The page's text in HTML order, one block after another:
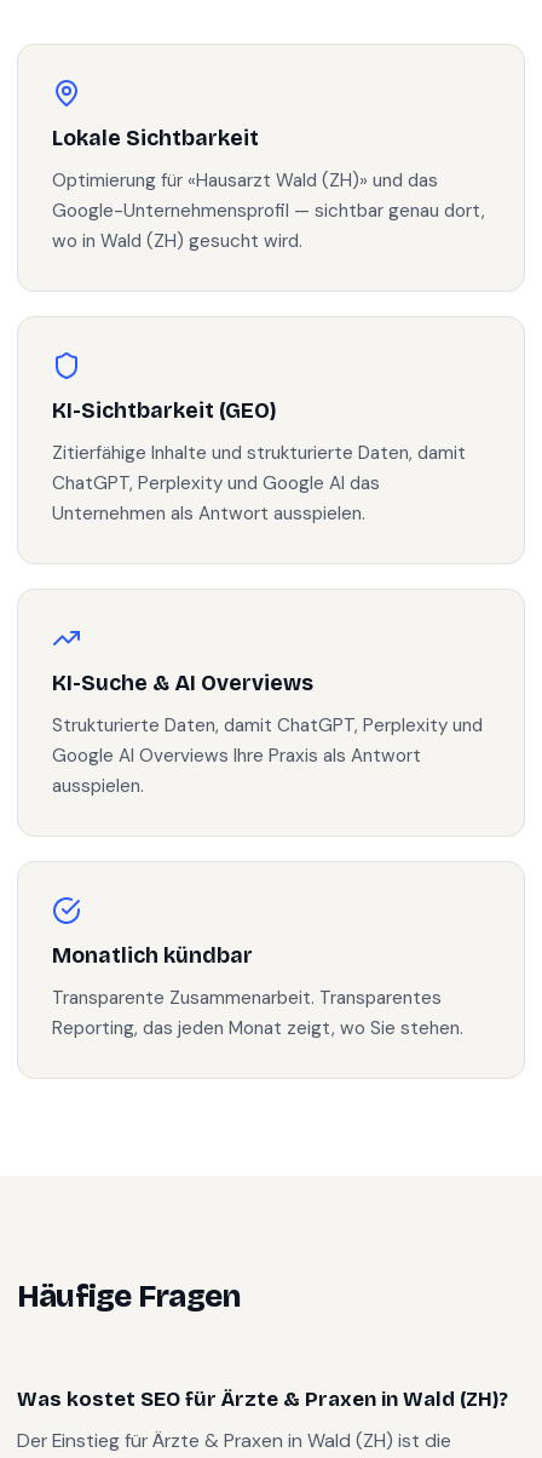
Lokale Sichtbarkeit
Optimierung für «Hausarzt Wald (ZH)» und das
Google-Unternehmensprofil — sichtbar genau dort,
wo in Wald (ZH) gesucht wird.
KI-Sichtbarkeit (GEO)
Zitierfähige Inhalte und strukturierte Daten, damit
ChatGPT, Perplexity und Google AI das
Unternehmen als Antwort ausspielen.
KI-Suche & AI Overviews
Strukturierte Daten, damit ChatGPT, Perplexity und
Google AI Overviews Ihre Praxis als Antwort
ausspielen.
Monatlich kündbar
Transparente Zusammenarbeit. Transparentes
Reporting, das jeden Monat zeigt, wo Sie stehen.
Häufige Fragen
Was kostet SEO für Ärzte & Praxen in Wald (ZH)?
Der Einstieg für Ärzte & Praxen in Wald (ZH) ist die